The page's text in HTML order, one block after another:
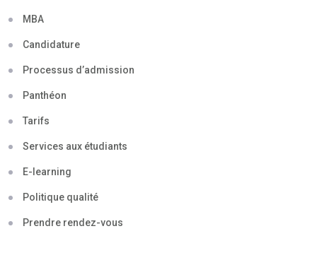
MBA
Candidature
Processus d’admission
Panthéon
Tarifs
Services aux étudiants
E-learning
Politique qualité
Prendre rendez-vous